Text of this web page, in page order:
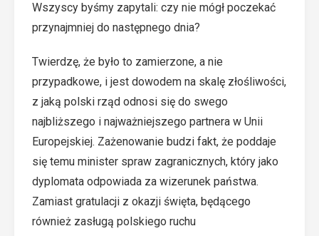
Wszyscy byśmy zapytali: czy nie mógł poczekać
przynajmniej do następnego dnia?
Twierdzę, że było to zamierzone, a nie
przypadkowe, i jest dowodem na skalę złośliwości,
z jaką polski rząd odnosi się do swego
najbliższego i najważniejszego partnera w Unii
Europejskiej. Zażenowanie budzi fakt, że poddaje
się temu minister spraw zagranicznych, który jako
dyplomata odpowiada za wizerunek państwa.
Zamiast gratulacji z okazji święta, będącego
również zasługą polskiego ruchu